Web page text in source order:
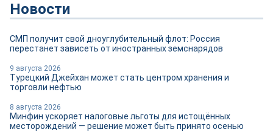
Новости
СМП получит свой дноуглубительный флот: Россия
перестанет зависеть от иностранных земснарядов
9 августа 2026
Турецкий Джейхан может стать центром хранения и
торговли нефтью
8 августа 2026
Минфин ускоряет налоговые льготы для истощённых
месторождений — решение может быть принято осенью